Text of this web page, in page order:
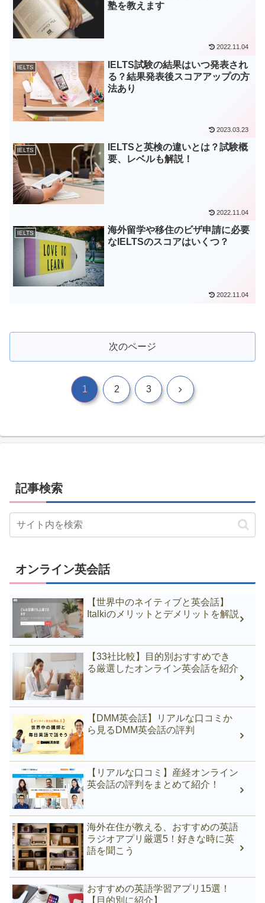
塾を教えます
2022.11.04
IELTS
IELTS試験の結果はいつ発表され
る？結果発表後スコアアップの方
法あり
2023.03.23
IELTS
IELTSと英検の違いとは？試験概
要、レベルも解説！
2022.11.04
IELTS
海外留学や移住のビザ申請に必要
なIELTSのスコアはいくつ？
2022.11.04
次のページ
1 2 3 次
記事検索
オンライン英会話
【世界中のネイティブと英会話】
Italkiのメリットとデメリットを解説
【33社比較】目的別おすすめでき
る厳選したオンライン英会話を紹介
【DMM英会話】リアルな口コミか
ら見るDMM英会話の評判
【リアルな口コミ】産経オンライン
英会話の評判をまとめて紹介！
海外在住が教える、おすすめの英語
ラジオアプリ厳選5！好きな時に英
語を聞こう
おすすめの英語学習アプリ15選！
【目的別に紹介】